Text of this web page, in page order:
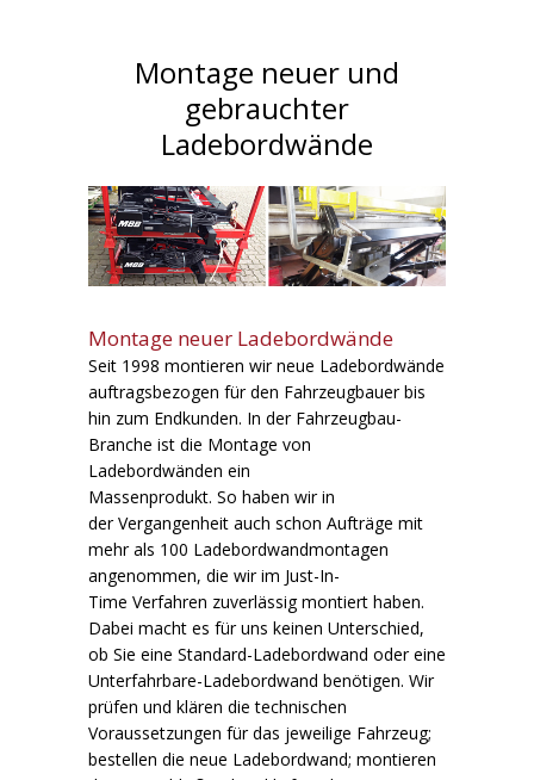
Montage neuer und
gebrauchter
Ladebordwände
Montage neuer Ladebordwände
Seit 1998 montieren wir neue Ladebordwände
auftragsbezogen für den Fahrzeugbauer bis
hin zum Endkunden. In der Fahrzeugbau-
Branche ist die Montage von
Ladebordwänden ein
Massenprodukt. So haben wir in
der Vergangenheit auch schon Aufträge mit
mehr als 100 Ladebordwandmontagen
angenommen, die wir im Just-In-
Time Verfahren zuverlässig montiert haben.
Dabei macht es für uns keinen Unterschied,
ob Sie eine Standard-Ladebordwand oder eine
Unterfahrbare-Ladebordwand benötigen. Wir
prüfen und klären die technischen
Voraussetzungen für das jeweilige Fahrzeug;
bestellen die neue Ladebordwand; montieren